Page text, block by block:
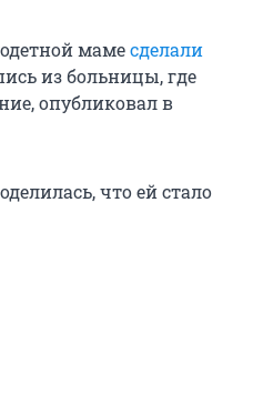
мамесделали
из больницы, где
опубликовал в
что ей стало